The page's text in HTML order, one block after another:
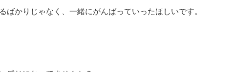
ばかりじゃなく、一緒にがんばっていったほしいです。